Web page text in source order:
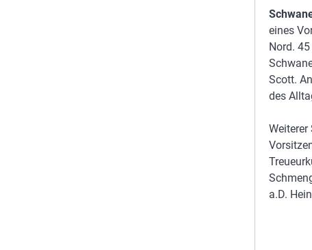
eines
Nord.
Scott.
des
Weiterer
a.D.